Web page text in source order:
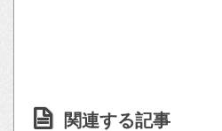
関連する記事